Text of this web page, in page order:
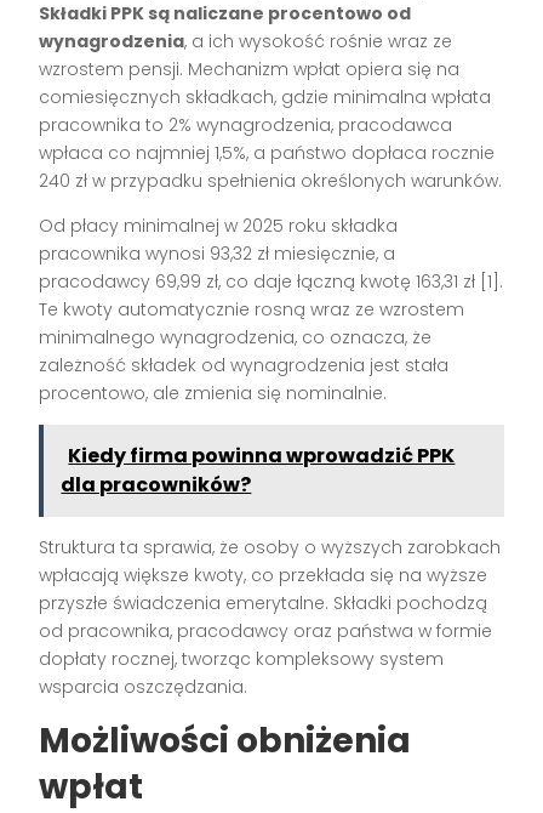
Składki PPK są naliczane procentowo od
wynagrodzenia, a ich wysokość rośnie wraz ze
wzrostem pensji. Mechanizm wpłat opiera się na
comiesięcznych składkach, gdzie minimalna wpłata
pracownika to 2% wynagrodzenia, pracodawca
wpłaca co najmniej 1,5%, a państwo dopłaca rocznie
240 zł w przypadku spełnienia określonych warunków.
Od płacy minimalnej w 2025 roku składka
pracownika wynosi 93,32 zł miesięcznie, a
pracodawcy 69,99 zł, co daje łączną kwotę 163,31 zł [1].
Te kwoty automatycznie rosną wraz ze wzrostem
minimalnego wynagrodzenia, co oznacza, że
zależność składek od wynagrodzenia jest stała
procentowo, ale zmienia się nominalnie.
Kiedy firma powinna wprowadzić PPK
dla pracowników?
Struktura ta sprawia, że osoby o wyższych zarobkach
wpłacają większe kwoty, co przekłada się na wyższe
przyszłe świadczenia emerytalne. Składki pochodzą
od pracownika, pracodawcy oraz państwa w formie
dopłaty rocznej, tworząc kompleksowy system
wsparcia oszczędzania.
Możliwości obniżenia
wpłat